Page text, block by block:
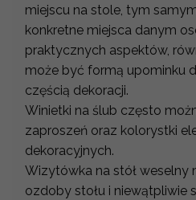
miejscu na stole, tym
konkretne miejsca danym
praktycznych aspektów,
może być formą upominku
częścią dekoracji.
Winietki na ślub często
zaproszeń oraz kolorystki
dekoracyjnych.
Wizytówka na stół weselny
ozdoby stołu i niewątpliwie